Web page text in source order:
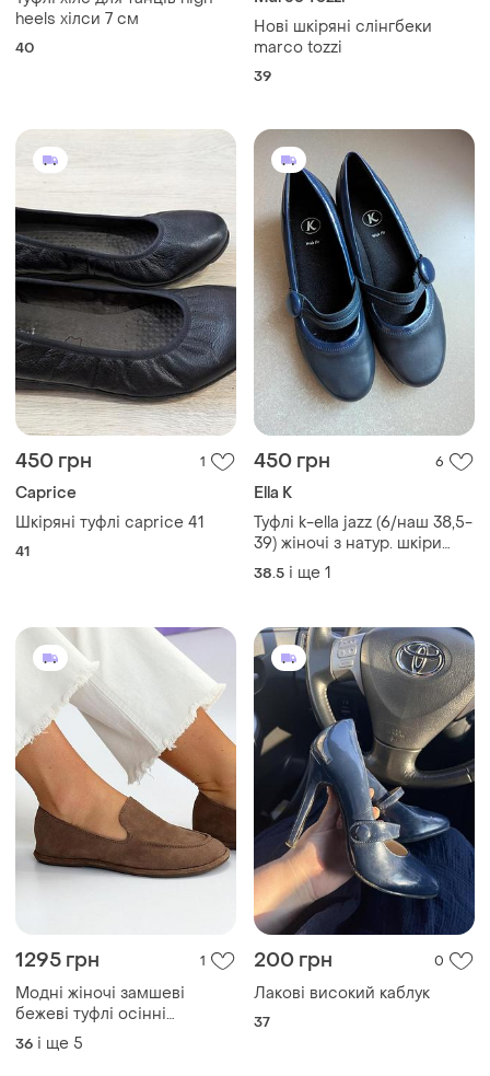
heels хілси 7 см
40
Нові шкіряні слінгбеки
marco tozzi
39
450 грн 1
Caprice
Шкіряні туфлі caprice 41
41
450 грн 6
Ella K
Туфлі k-ella jazz (6/наш 38,5-
39) жіночі з натур. шкіри
темносині "wide fit"
супінатор
38.5 і ще 1
1295 грн 1
Модні жіночі замшеві
бежеві туфлі осінні
натуральна замша весна
осінь
36 і ще 5
200 грн 0
Лакові високий каблук
37